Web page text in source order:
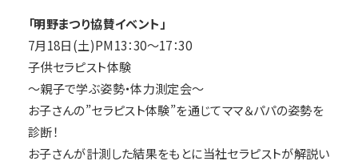
「明野まつり協賛イベント」
7月18日(土)PM13：30～17：30
子供セラピスト体験
～親子で学ぶ姿勢・体力測定会～
お子さんの”セラピスト体験”を通じてママ＆パパの姿勢を
診断！
お子さんが計測した結果をもとに当社セラピストが解説い